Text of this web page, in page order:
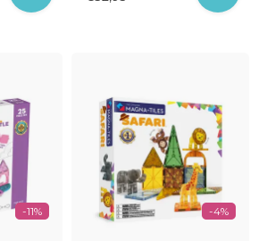
-11% -4%